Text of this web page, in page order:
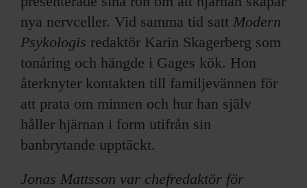
nya nervceller. Vid samma tid satt Modern
Psykologis redaktör Karin Skagerberg som
tonåring och hängde i Gages kök. Hon
återknyter kontakten till familjevännen för
att prata om minnen och hur han själv
håller hjärnan i form utifrån sin
banbrytande upptäckt.
Jonas Mattsson var chefredaktör för